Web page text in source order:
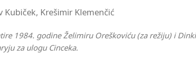
Kubiček, Krešimir Klemenčić
1984. godine Želimiru Oreškoviću (za režiju) i
za ulogu Cinceka.